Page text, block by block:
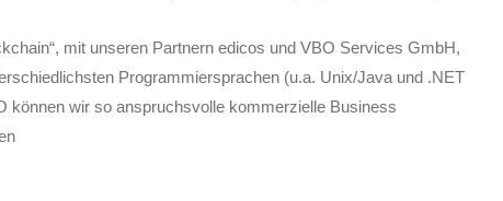
mit unseren Partnern edicos und VBO Services GmbH,
Programmiersprachen (u.a. Unix/Java und .NET
können wir so anspruchsvolle kommerzielle Business